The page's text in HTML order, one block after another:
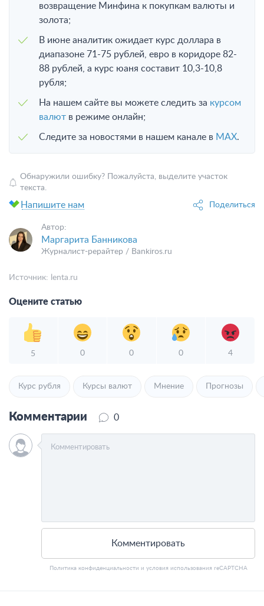
возвращение Минфина к покупкам валюты и
золота;
В июне аналитик ожидает курс доллара в
диапазоне 71-75 рублей, евро в коридоре 82-
88 рублей, а курс юаня составит 10,3-10,8
рубля;
На нашем сайте вы можете следить за курсом
валют в режиме онлайн;
Следите за новостями в нашем канале в MAX.
Обнаружили ошибку? Пожалуйста, выделите участок
текста.
Напишите нам Поделиться
Автор:
Маргарита Банникова
Журналист-рерайтер / Bankiros.ru
Источник: lenta.ru
Оцените статью
5 0 0 0 4
Курс рубля Курсы валют Мнение Прогнозы
Комментарии 0
Комментировать
Политика конфиденциальности и условия использования reCAPTCHA